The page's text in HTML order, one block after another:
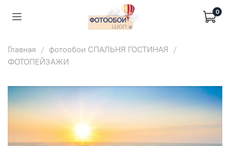
0
Главная
фотообои СПАЛЬНЯ ГОСТИНАЯ
ФОТОПЕЙЗАЖИ